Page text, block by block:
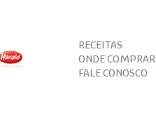
RECEITAS
ONDE COMPRAR
FALE CONOSCO